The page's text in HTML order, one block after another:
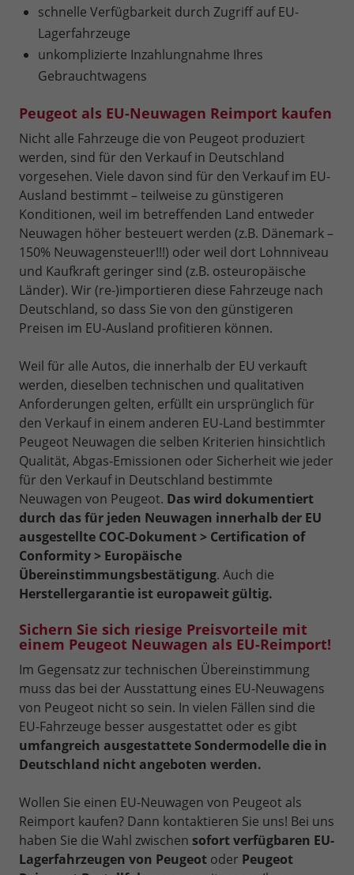
schnelle Verfügbarkeit durch Zugriff auf EU-
Lagerfahrzeuge
unkomplizierte Inzahlungnahme Ihres
Gebrauchtwagens
Peugeot als EU-Neuwagen Reimport kaufen
Nicht alle Fahrzeuge die von Peugeot produziert
werden, sind für den Verkauf in Deutschland
vorgesehen. Viele davon sind für den Verkauf im EU-
Ausland bestimmt – teilweise zu günstigeren
Konditionen, weil im betreffenden Land entweder
Neuwagen höher besteuert werden (z.B. Dänemark –
150% Neuwagensteuer!!!) oder weil dort Lohnniveau
und Kaufkraft geringer sind (z.B. osteuropäische
Länder). Wir (re-)importieren diese Fahrzeuge nach
Deutschland, so dass Sie von den günstigeren
Preisen im EU-Ausland profitieren können.
Weil für alle Autos, die innerhalb der EU verkauft
werden, dieselben technischen und qualitativen
Anforderungen gelten, erfüllt ein ursprünglich für
den Verkauf in einem anderen EU-Land bestimmter
Peugeot Neuwagen die selben Kriterien hinsichtlich
Qualität, Abgas-Emissionen oder Sicherheit wie jeder
für den Verkauf in Deutschland bestimmte
Neuwagen von Peugeot. Das wird dokumentiert
durch das für jeden Neuwagen innerhalb der EU
ausgestellte COC-Dokument > Certification of
Conformity > Europäische
Übereinstimmungsbestätigung. Auch die
Herstellergarantie ist europaweit gültig.
Sichern Sie sich riesige Preisvorteile mit
einem Peugeot Neuwagen als EU-Reimport!
Im Gegensatz zur technischen Übereinstimmung
muss das bei der Ausstattung eines EU-Neuwagens
von Peugeot nicht so sein. In vielen Fällen sind die
EU-Fahrzeuge besser ausgestattet oder es gibt
umfangreich ausgestattete Sondermodelle die in
Deutschland nicht angeboten werden.
Wollen Sie einen EU-Neuwagen von Peugeot als
Reimport kaufen? Dann kontaktieren Sie uns! Bei uns
haben Sie die Wahl zwischen sofort verfügbaren EU-
Lagerfahrzeugen von Peugeot oder Peugeot